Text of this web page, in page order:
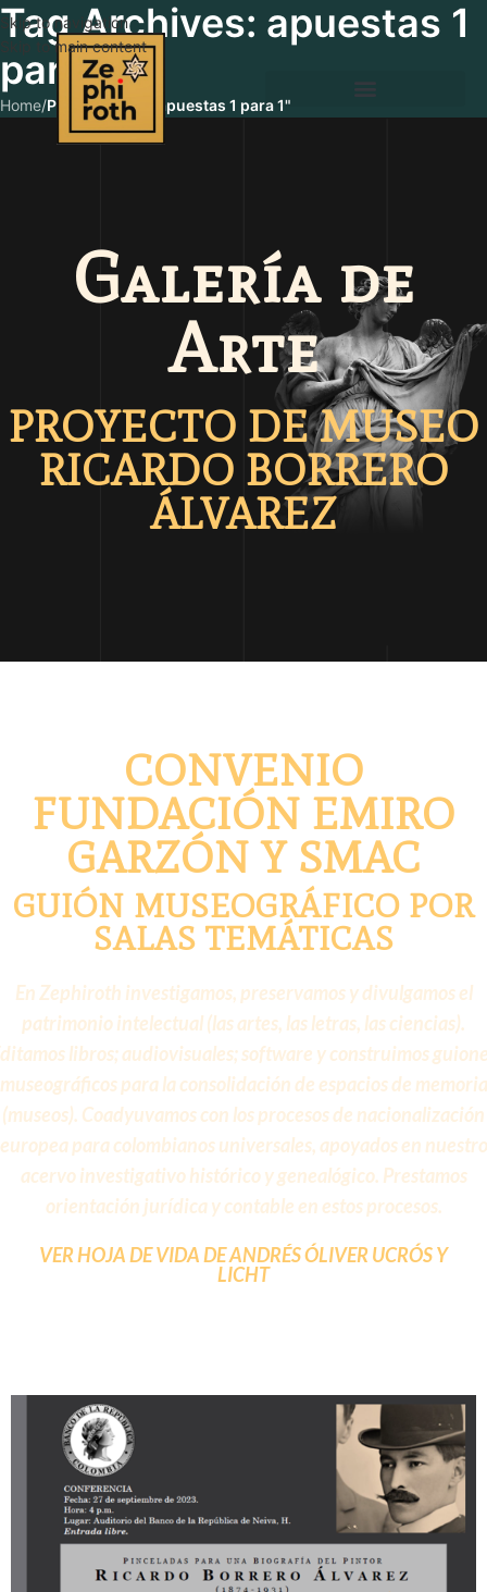
Skip to navigation
Skip to main content
Tag Archives: apuestas 1
para 1
Home/Posts Tagged "apuestas 1 para 1"
Galería de
Arte
PROYECTO DE MUSEO
RICARDO BORRERO
ÁLVAREZ
CONVENIO
FUNDACIÓN EMIRO
GARZÓN Y SMAC
GUIÓN MUSEOGRÁFICO POR
SALAS TEMÁTICAS
En Zephiroth investigamos, preservamos y divulgamos el
patrimonio intelectual (las artes, las letras, las ciencias).
libros; audiovisuales; software y construimos
museográficos para la consolidación de espacios de memoria
(museos). Coadyuvamos con los procesos de nacionalización
europea para colombianos universales, apoyados en nuestro
acervo investigativo histórico y genealógico. Prestamos
orientación jurídica y contable en estos procesos.
VER HOJA DE VIDA DE ANDRÉS ÓLIVER UCRÓS Y
LICHT